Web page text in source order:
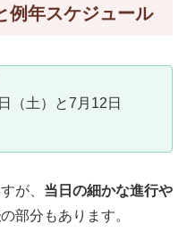
例年スケジュール
（土）と7月12日
が、 当日の細かな進行や
の部分もあります。